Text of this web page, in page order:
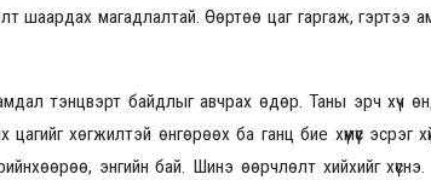
шаардах магадлалтай. Өөртөө цаг гаргаж, гэртээ
тэнцвэрт байдлыг авчрах өдөр. Таны эрч хүч
хөгжилтэй өнгөрөөх ба ганц бие хүмүүс эсрэг
энгийн бай. Шинэ өөрчлөлт хийхийг